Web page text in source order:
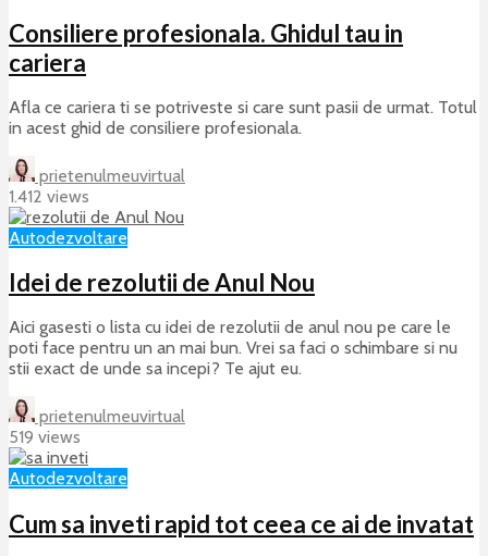
Consiliere profesionala. Ghidul tau in
cariera
Afla ce cariera ti se potriveste si care sunt pasii de urmat. Totul
in acest ghid de consiliere profesionala.
prietenulmeuvirtual
1.412 views
Autodezvoltare
Idei de rezolutii de Anul Nou
Aici gasesti o lista cu idei de rezolutii de anul nou pe care le
poti face pentru un an mai bun. Vrei sa faci o schimbare si nu
stii exact de unde sa incepi? Te ajut eu.
prietenulmeuvirtual
519 views
Autodezvoltare
Cum sa inveti rapid tot ceea ce ai de invatat